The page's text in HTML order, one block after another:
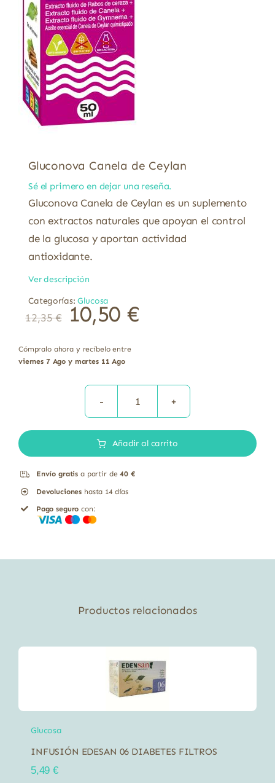
Gluconova Canela de Ceylan
Sé el primero en dejar una reseña.
Gluconova Canela de Ceylan es un suplemento
con extractos naturales que apoyan el control
de la glucosa y aportan actividad
antioxidante.
Ver descripción
Categorías:Glucosa
12,35€ 10,50 €
Cómpralo ahora y recíbelo entre
viernes 7 Ago y martes 11 Ago
Gluconova
de
Añadir al carrito
Envío gratis a partir de40 €
Devoluciones hasta 14 días
Pago seguro con:
Productos relacionados
Glucosa
INFUSIÓN EDESAN 06 DIABETES FILTROS
5,49€